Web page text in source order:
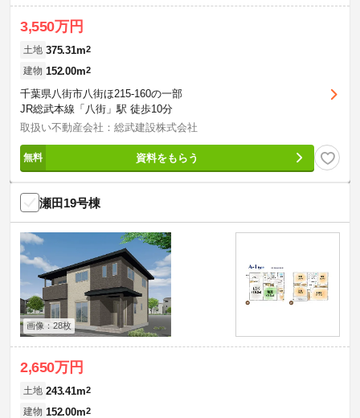
3,550万円
土地 375.31m2
建物 152.00m2
千葉県八街市八街ほ215-160の一部
JR総武本線「八街」駅 徒歩10分
取扱い不動産会社：総武建設株式会社
資料をもらう
瀬田19号棟
画像：28枚
2,650万円
土地 243.41m2
建物 152.00m2